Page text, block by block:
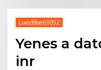
Luedtke63052
Yenes a
inr